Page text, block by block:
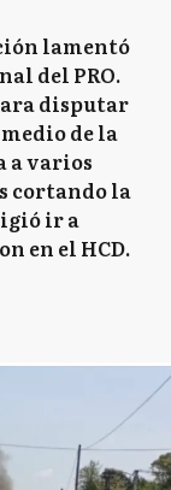
lamentó
del PRO.
disputar
de la
a varios
cortando la
ir a
en el HCD.